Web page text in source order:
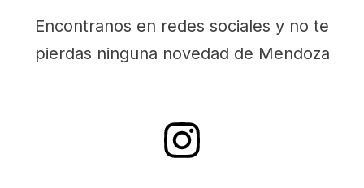
Encontranos en redes sociales y no te
pierdas ninguna novedad de Mendoza